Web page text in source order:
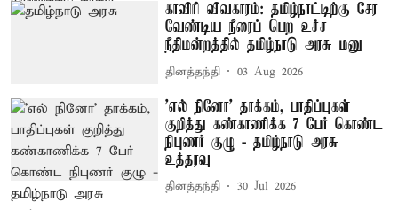
காவிரி விவகாரம்: தமிழ்நாட்டிற்கு சேர
வேண்டிய நீரைப் பெற உச்ச
நீதிமன்றத்தில் தமிழ்நாடு அரசு மனு
தினத்தந்தி 03 Aug 2026
’எல் நினோ’ தாக்கம், பாதிப்புகள்
குறித்து கண்காணிக்க 7 பேர் கொண்ட
நிபுணர் குழு - தமிழ்நாடு அரசு
உத்தரவு
தினத்தந்தி 30 Jul 2026